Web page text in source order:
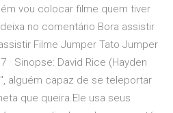
vou colocar filme quem tiver
no comentário Bora assistir
Filme Jumper Tato Jumper
· Sinopse: David Rice (Hayden
alguém capaz de se teleportar
que queira.Ele usa seus